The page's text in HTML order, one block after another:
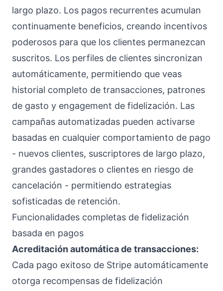
largo plazo. Los pagos recurrentes acumulan
continuamente beneficios, creando incentivos
poderosos para que los clientes permanezcan
suscritos. Los perfiles de clientes sincronizan
automáticamente, permitiendo que veas
historial completo de transacciones, patrones
de gasto y engagement de fidelización. Las
campañas automatizadas pueden activarse
basadas en cualquier comportamiento de pago
- nuevos clientes, suscriptores de largo plazo,
grandes gastadores o clientes en riesgo de
cancelación - permitiendo estrategias
sofisticadas de retención.
Funcionalidades completas de fidelización
basada en pagos
Acreditación automática de transacciones:
Cada pago exitoso de Stripe automáticamente
otorga recompensas de fidelización